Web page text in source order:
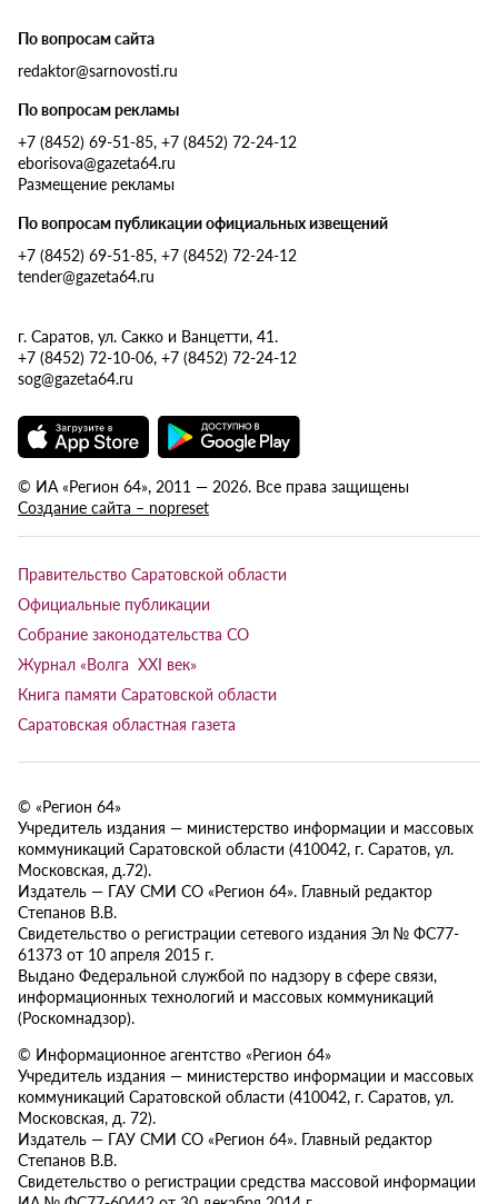
По вопросам сайта
redaktor@sarnovosti.ru
По вопросам рекламы
+7 (8452) 69-51-85, +7 (8452) 72-24-12
eborisova@gazeta64.ru
Размещение рекламы
По вопросам публикации официальных извещений
+7 (8452) 69-51-85, +7 (8452) 72-24-12
tender@gazeta64.ru
г. Саратов, ул. Сакко и Ванцетти, 41.
+7 (8452) 72-10-06, +7 (8452) 72-24-12
sog@gazeta64.ru
© ИА «Регион 64», 2011 — 2026. Все права защищены
Создание сайта – nopreset
Правительство Саратовской области
Официальные публикации
Собрание законодательства СО
Журнал «Волга XXI век»
Книга памяти Саратовской области
Саратовская областная газета
© «Регион 64»
Учредитель издания — министерство информации и массовых
коммуникаций Саратовской области (410042, г. Саратов, ул.
Московская, д.72).
Издатель — ГАУ СМИ СО «Регион 64». Главный редактор
Степанов В.В.
Свидетельство о регистрации сетевого издания Эл № ФС77-
61373 от 10 апреля 2015 г.
Выдано Федеральной службой по надзору в сфере связи,
информационных технологий и массовых коммуникаций
(Роскомнадзор).
© Информационное агентство «Регион 64»
Учредитель издания — министерство информации и массовых
коммуникаций Саратовской области (410042, г. Саратов, ул.
Московская, д. 72).
Издатель — ГАУ СМИ СО «Регион 64». Главный редактор
Степанов В.В.
Свидетельство о регистрации средства массовой информации